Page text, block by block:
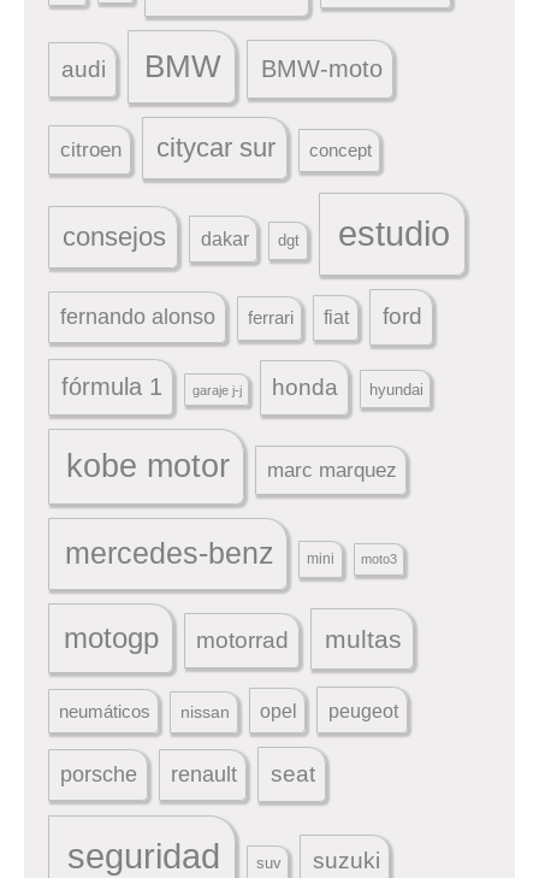
audi BMW BMW-moto
citroen citycar sur concept
consejos dakar dgt estudio
fernando alonso ferrari fiat ford
fórmula 1 garaje j-j honda hyundai
kobe motor marc marquez
mercedes-benz mini moto3
motogp motorrad multas
neumáticos nissan opel peugeot
porsche renault seat
seguridad suv suzuki